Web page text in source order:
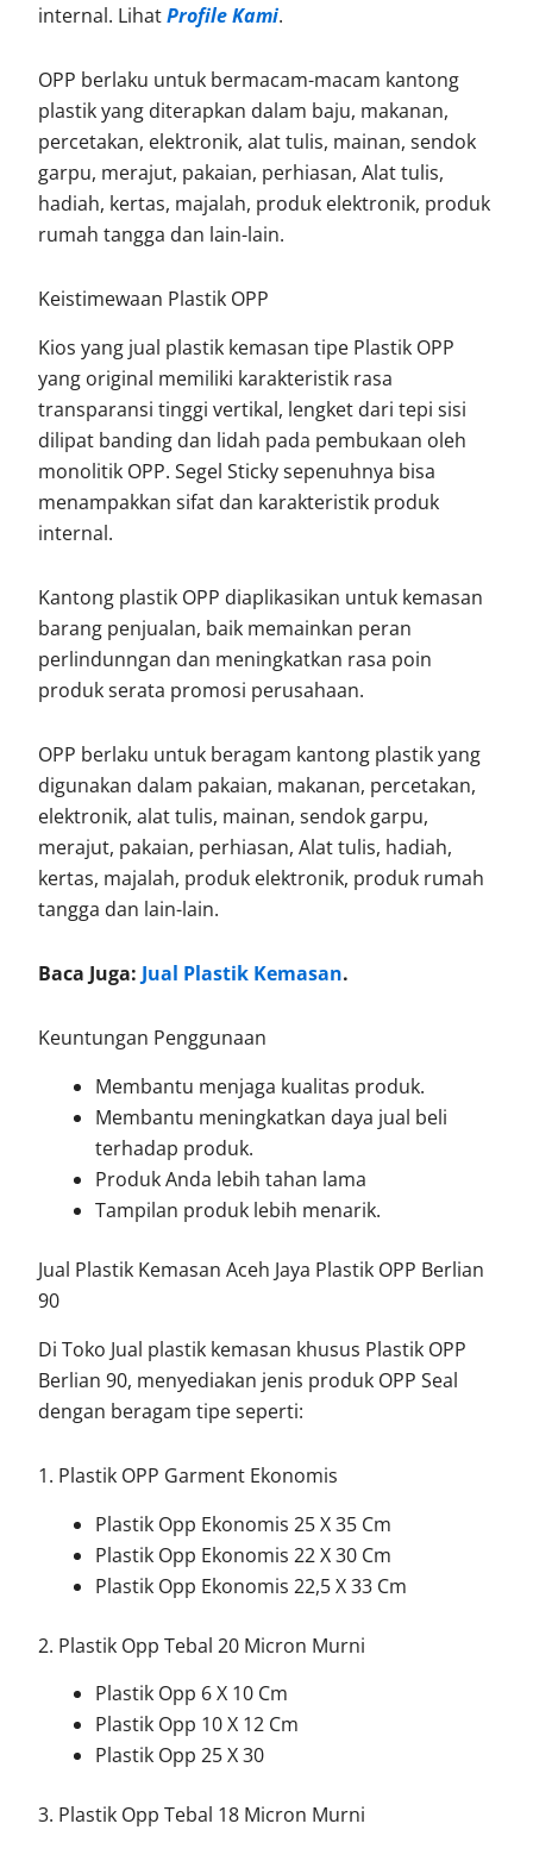
internal. LihatProfile Kami.
OPP berlaku untuk bermacam-macam kantong
plastik yang diterapkan dalam baju, makanan,
percetakan, elektronik, alat tulis, mainan, sendok
garpu, merajut, pakaian, perhiasan, Alat tulis,
hadiah, kertas, majalah, produk elektronik, produk
rumah tangga dan lain-lain.
Keistimewaan Plastik OPP
Kios yang jual plastik kemasan tipe Plastik OPP
yang original memiliki karakteristik rasa
transparansi tinggi vertikal, lengket dari tepi sisi
dilipat banding dan lidah pada pembukaan oleh
monolitik OPP. Segel Sticky sepenuhnya bisa
menampakkan sifat dan karakteristik produk
internal.
Kantong plastik OPP diaplikasikan untuk kemasan
barang penjualan, baik memainkan peran
perlindunngan dan meningkatkan rasa poin
produk serata promosi perusahaan.
OPP berlaku untuk beragam kantong plastik yang
digunakan dalam pakaian, makanan, percetakan,
elektronik, alat tulis, mainan, sendok garpu,
merajut, pakaian, perhiasan, Alat tulis, hadiah,
kertas, majalah, produk elektronik, produk rumah
tangga dan lain-lain.
Baca Juga: Jual Plastik Kemasan.
Keuntungan Penggunaan
Membantu menjaga kualitas produk.
Membantu meningkatkan daya jual beli
terhadap produk.
Produk Anda lebih tahan lama
Tampilan produk lebih menarik.
Jual Plastik Kemasan Aceh Jaya Plastik OPP Berlian
90
Di Toko Jual plastik kemasan khusus Plastik OPP
Berlian 90, menyediakan jenis produk OPP Seal
dengan beragam tipe seperti:
1. Plastik OPP Garment Ekonomis
Plastik Opp Ekonomis 25 X 35 Cm
Plastik Opp Ekonomis 22 X 30 Cm
Plastik Opp Ekonomis 22,5 X 33 Cm
2. Plastik Opp Tebal 20 Micron Murni
Plastik Opp 6 X 10 Cm
Plastik Opp 10 X 12 Cm
Plastik Opp 25 X 30
3. Plastik Opp Tebal 18 Micron Murni